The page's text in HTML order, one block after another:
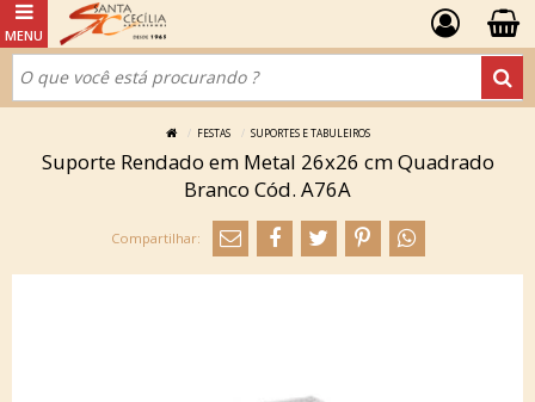
FESTAS SUPORTES E TABULEIROS
Suporte Rendado em Metal 26x26 cm Quadrado
Branco Cód. A76A